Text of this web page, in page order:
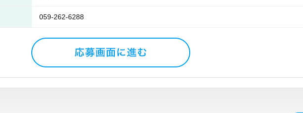
059-262-6288